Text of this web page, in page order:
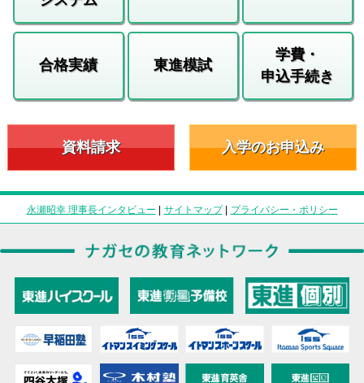
合格実績 東進模試
学費・
申込手続き
資料請求 入学のお申込み
永瀬昭幸 理事長インタビュー | サイトマップ| プライバシー・ポリシー